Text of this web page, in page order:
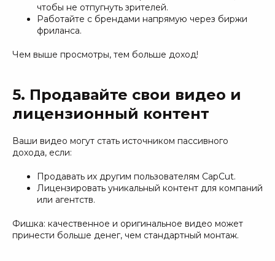
чтобы не отпугнуть зрителей.
Работайте с брендами напрямую через биржи
фриланса.
Чем выше просмотры, тем больше доход!
5. Продавайте свои видео и
лицензионный контент
Ваши видео могут стать источником пассивного
дохода, если:
Продавать их другим пользователям CapCut.
Лицензировать уникальный контент для компаний
или агентств.
Фишка: качественное и оригинальное видео может
принести больше денег, чем стандартный монтаж.